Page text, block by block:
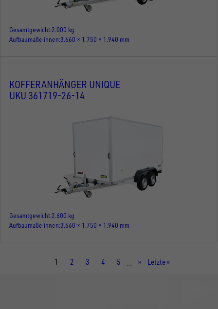
Gesamtgewicht 2.000 kg
Aufbaumaße innen 3.660 × 1.750 × 1.940 mm
KOFFERANHÄNGER UNIQUE
UKU 361719-26-14
Gesamtgewicht 2.600 kg
Aufbaumaße innen 3.660 × 1.750 × 1.940 mm
Aktuelle
1 Seite
2 Seite
3 Seite
4 Seite
5 …
Nächste
››
Letzte
Letzte »